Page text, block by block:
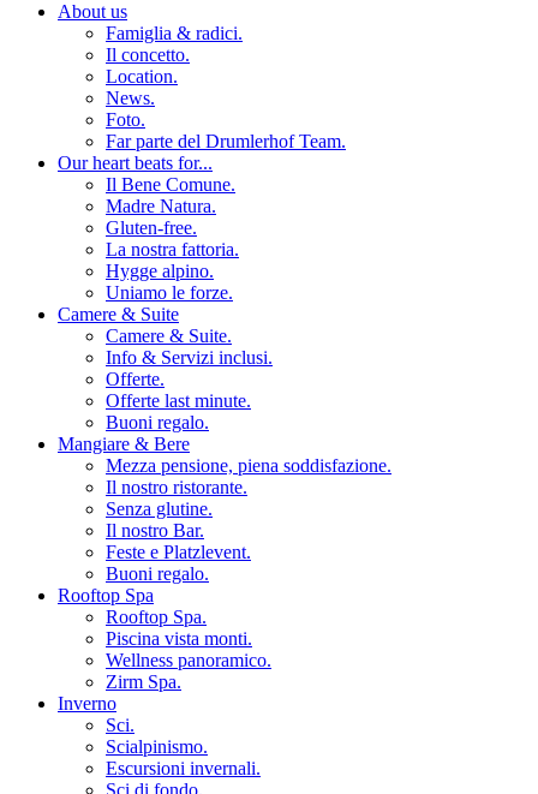
About us
Famiglia & radici.
Il concetto.
Location.
News.
Foto.
Far parte del Drumlerhof Team.
Our heart beats for...
Il Bene Comune.
Madre Natura.
Gluten-free.
La nostra fattoria.
Hygge alpino.
Uniamo le forze.
Camere & Suite
Camere & Suite.
Info & Servizi inclusi.
Offerte.
Offerte last minute.
Buoni regalo.
Mangiare & Bere
Mezza pensione, piena soddisfazione.
Il nostro ristorante.
Senza glutine.
Il nostro Bar.
Feste e Platzlevent.
Buoni regalo.
Rooftop Spa
Rooftop Spa.
Piscina vista monti.
Wellness panoramico.
Zirm Spa.
Inverno
Sci.
Scialpinismo.
Escursioni invernali.
Sci di fondo.